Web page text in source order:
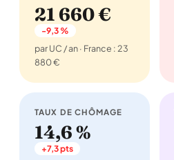
21 660 €
-9,3 %
par UC / an · France : 23
880 €
TAUX DE CHÔMAGE
14,6 %
+7,3 pts